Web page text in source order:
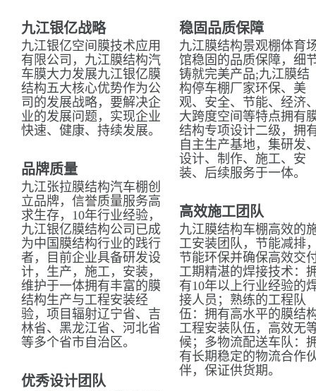
九江银亿战略
九江银亿空间膜技术应用
有限公司，九江膜结构汽
车膜大力发展九江银亿膜
结构五大核心优势作为公
司的发展战略，要解决企
业的发展问题，实现企业
快速、健康、持续发展。
品牌质量
九江张拉膜结构汽车棚创
立品牌，信誉质量服务高
求生存，10年行业经验，
九江银亿膜结构公司已成
为中国膜结构行业的践行
者，目前企业具备研发设
计，生产，施工，安装，
维护于一体拥有丰富的膜
结构生产与工程安装经
验，项目辐射辽宁省、吉
林省、黑龙江省、河北省
等多个省市自治区。
优秀设计团队
稳固品质保障
九江膜结构景观棚体育
馆稳固的品质保障，细
铸就完美产品;九江膜结
构停车棚厂家环保、美
观、安全、节能、经济
大跨度空间等特点拥有
结构专项设计二级，拥
自主生产基地，集研发
设计、制作、施工、安
装、后续服务于一体。
高效施工团队
九江膜结构车棚高效的
工安装团队，节能减排
节能环保并确保高效交
工期精湛的焊接技术：
有10年以上行业经验的
接人员；熟练的工程队
伍：拥有高水平的膜结
工程安装队伍，高效无
候；多物流配送车队：
有长期稳定的物流合作
伴，保证供货期。